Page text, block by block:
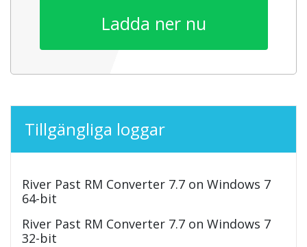
Ladda ner nu
Tillgängliga loggar
River Past RM Converter 7.7 on Windows 7
64-bit
River Past RM Converter 7.7 on Windows 7
32-bit